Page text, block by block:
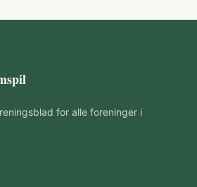
for alle foreninger i